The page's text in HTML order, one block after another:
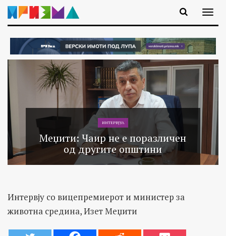
ИНТЕРВЈУА
Меџити: Чаир не е поразличен
од другите општини
Интервју со вицепремиерот и министер за
животна средина, Изет Меџити